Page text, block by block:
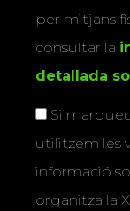
per mitjans
consultar la
detallada
Si
utilitzem les
informació
organitza la